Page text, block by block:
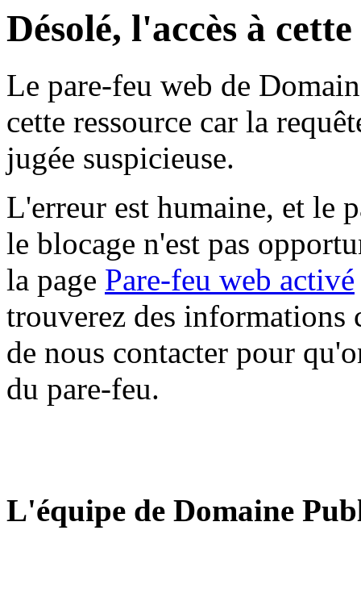
Désolé, l'accès à
Le pare-feu web de
cette ressource car la
jugée suspicieuse.
L'erreur est humaine, et le
le blocage n'est pas
la page Pare-feu web activé
trouverez des informations
de nous contacter pour
du pare-feu.
L'équipe de Domaine